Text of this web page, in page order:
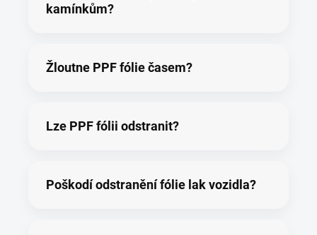
kamínkům?
Žloutne PPF fólie časem?
Lze PPF fólii odstranit?
Poškodí odstranění fólie lak vozidla?